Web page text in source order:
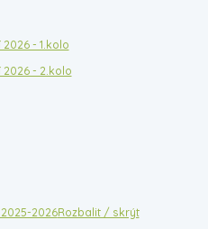
- 1.kolo
2026 - 2.kolo
2026Rozbalit / skrýt